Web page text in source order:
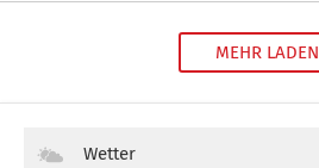
MEHR LADEN
Wetter